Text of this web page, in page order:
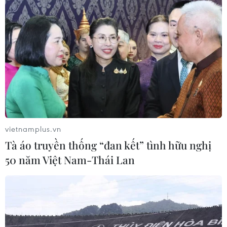
vào năm 2028./.
(TTXVN/Vietnam+)
#Ai Cập #du lịch #du khách #phục hồi
#Cairo
vietnamplus.vn
Tà áo truyền thống “đan kết” tình hữu nghị
50 năm Việt Nam-Thái Lan